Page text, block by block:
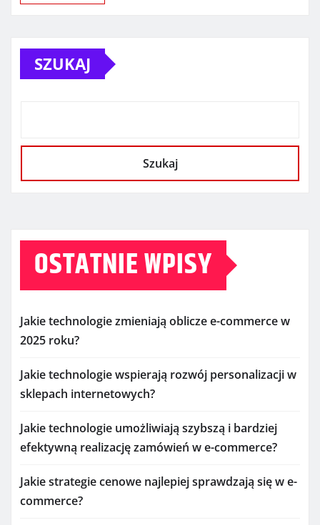
SZUKAJ
Szukaj
OSTATNIE WPISY
Jakie technologie zmieniają oblicze e-commerce w
2025 roku?
Jakie technologie wspierają rozwój personalizacji w
sklepach internetowych?
Jakie technologie umożliwiają szybszą i bardziej
efektywną realizację zamówień w e-commerce?
Jakie strategie cenowe najlepiej sprawdzają się w e-
commerce?